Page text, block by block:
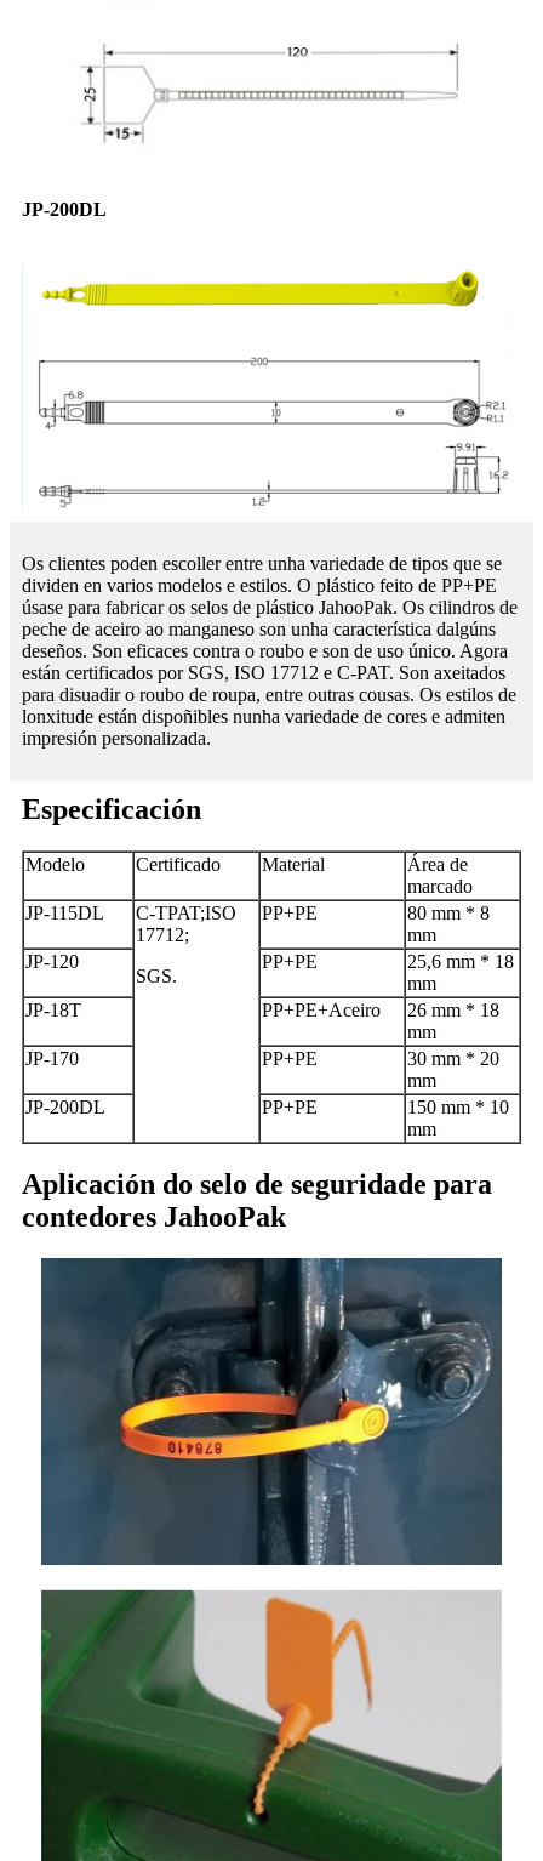
JP-200DL
Os clientes poden escoller entre unha variedade de tipos que se
dividen en varios modelos e estilos. O plástico feito de PP+PE
úsase para fabricar os selos de plástico JahooPak. Os cilindros de
peche de aceiro ao manganeso son unha característica dalgúns
deseños. Son eficaces contra o roubo e son de uso único. Agora
están certificados por SGS, ISO 17712 e C-PAT. Son axeitados
para disuadir o roubo de roupa, entre outras cousas. Os estilos de
lonxitude están dispoñibles nunha variedade de cores e admiten
impresión personalizada.
Especificación
Modelo Certificado Material
Área de
marcado
JP-115DL
C-TPAT;ISO
17712;
SGS.
PP+PE
80 mm * 8
mm
JP-120
PP+PE
25,6 mm * 18
mm
JP-18T
PP+PE+Aceiro
26 mm * 18
mm
JP-170
PP+PE
30 mm * 20
mm
JP-200DL
PP+PE
150 mm * 10
mm
Aplicación do selo de seguridade para
contedores JahooPak